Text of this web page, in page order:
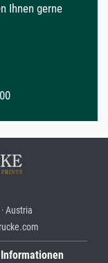
Ihnen gerne
Austria